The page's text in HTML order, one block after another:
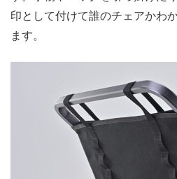
印として付けて誰のチェアかわ
ます。